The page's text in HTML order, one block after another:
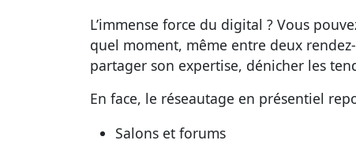
L’immense force du digital ? Vous
quel moment, même entre deux
partager son expertise, dénicher les
En face, le réseautage en présentiel
Salons et forums